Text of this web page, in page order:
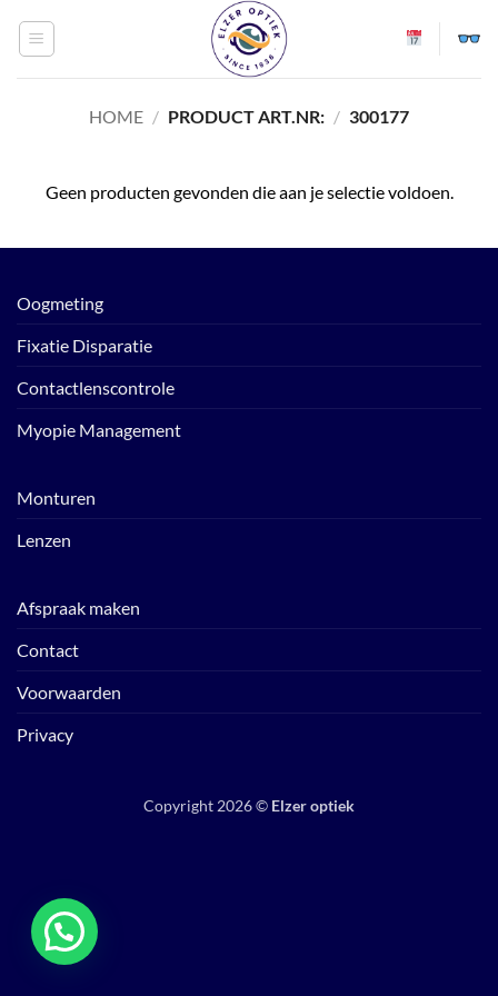
naar
HOME / PRODUCT ART.NR: / 300177
Geen producten gevonden die aan je selectie voldoen.
Oogmeting
Fixatie Disparatie
Contactlenscontrole
Myopie Management
Monturen
Lenzen
Afspraak maken
Contact
Voorwaarden
Privacy
Copyright 2026 © Elzer optiek